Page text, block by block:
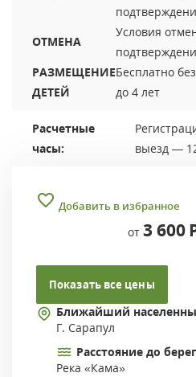
ОТМЕНА
Условия
РАЗМЕЩЕНИЕ
ДЕТЕЙ
Бесплатно
до 4 лет
Расчетные
часы:
выезд —
Добавить в избранное
от 3 600
Показать все цены
Ближайший
Г. Сарапул
Расстояние до
Река «Кама»